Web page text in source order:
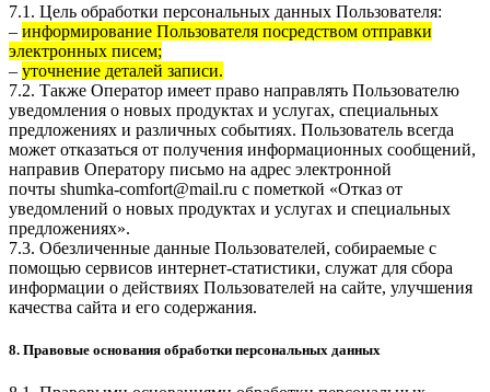
7.1. Цель обработки персональных данных Пользователя:
– информирование Пользователя посредством отправки
электронных писем;
– уточнение деталей записи.
7.2. Также Оператор имеет право направлять Пользователю
уведомления о новых продуктах и услугах, специальных
предложениях и различных событиях. Пользователь всегда
может отказаться от получения информационных сообщений,
направив Оператору письмо на адрес электронной
почты shumka-comfort@mail.ru с пометкой «Отказ от
уведомлений о новых продуктах и услугах и специальных
предложениях».
7.3. Обезличенные данные Пользователей, собираемые с
помощью сервисов интернет-статистики, служат для сбора
информации о действиях Пользователей на сайте, улучшения
качества сайта и его содержания.
8. Правовые основания обработки персональных данных